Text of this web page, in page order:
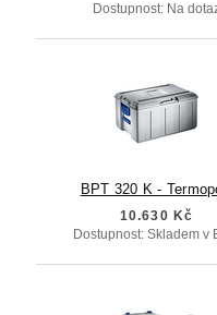
Dostupnost: Na
BPT 320 K -
10.630 Kč
Dostupnost: Skladem v